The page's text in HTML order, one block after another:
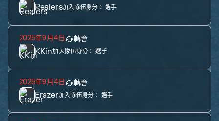
Realers加入隊伍身分： 選手
2025年9月4日 轉會
KKin加入隊伍身分： 選手
2025年9月4日 轉會
Erazer加入隊伍身分： 選手